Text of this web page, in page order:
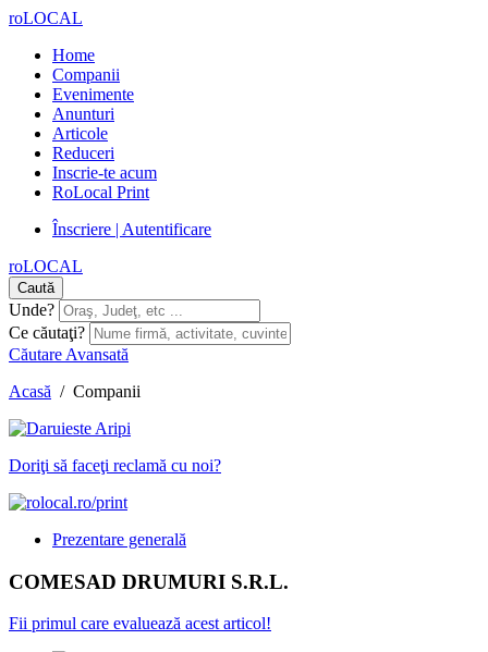
roLOCAL
Home
Companii
Evenimente
Anunturi
Articole
Reduceri
Inscrie-te acum
RoLocal Print
Înscriere | Autentificare
roLOCAL
Caută
Unde?
Ce căutaţi?
Căutare Avansată
Acasă / Companii
Doriţi să faceţi reclamă cu noi?
Prezentare generală
COMESAD DRUMURI S.R.L.
Fii primul care evaluează acest articol!